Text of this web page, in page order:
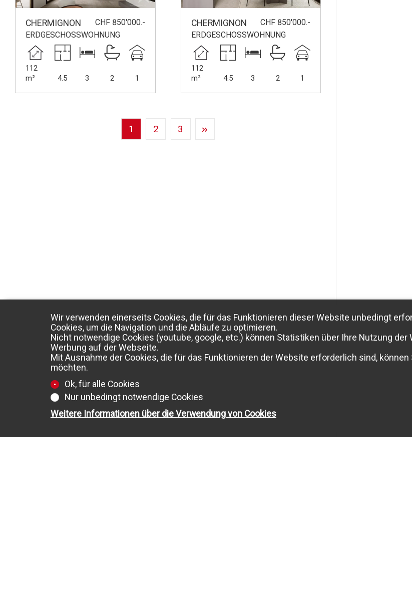
CHERMIGNON
CHF 850'000.-
ERDGESCHOSSWOHNUNG
112
m²
4.5 3 2 1
CHERMIGNON
CHF 850'000.-
ERDGESCHOSSWOHNUNG
112
m²
4.5 3 2 1
1 2 3
Wir verwenden einerseits Cookies, die für das Funktionieren dieser Website unbedingt
Cookies, um die Navigation und die Abläufe zu optimieren.
Nicht notwendige Cookies (youtube, google, etc.) können Statistiken über Ihre Nutzung
Werbung auf der Webseite.
Mit Ausnahme der Cookies, die für das Funktionieren der Website erforderlich sind,
möchten.
Ok, für alle Cookies
Nur unbedingt notwendige Cookies
Weitere Informationen über die Verwendung von Cookies